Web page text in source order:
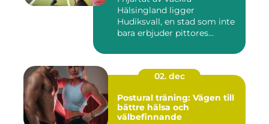
Hälsingland ligger
Hudiksvall, en stad som inte
bara erbjuder pittores...
02. dec
Postural träning: Vägen till
bättre hälsa och
välbefinnande